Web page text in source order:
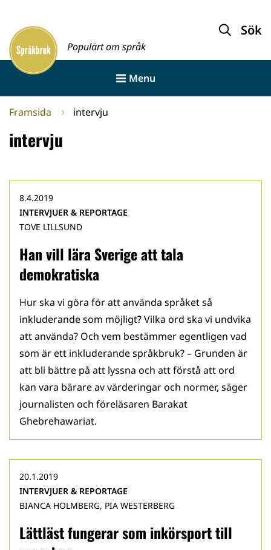
innehållet
Framsida
Populärt om språk
Sök
Menu
Framsida intervju
intervju
Han vill lära Sverige att tala
demokratiska
8.4.2019
INTERVJUER & REPORTAGE
TOVE LILLSUND
Hur ska vi göra för att använda språket så
inkluderande som möjligt? Vilka ord ska vi undvika
att använda? Och vem bestämmer egentligen vad
som är ett inkluderande språkbruk? – Grunden är
att bli bättre på att lyssna och att förstå att ord
kan vara bärare av värderingar och normer, säger
journalisten och föreläsaren Barakat
Ghebrehawariat.
Lättläst fungerar som inkörsport till
20.1.2019
INTERVJUER & REPORTAGE
BIANCA HOLMBERG, PIA WESTERBERG